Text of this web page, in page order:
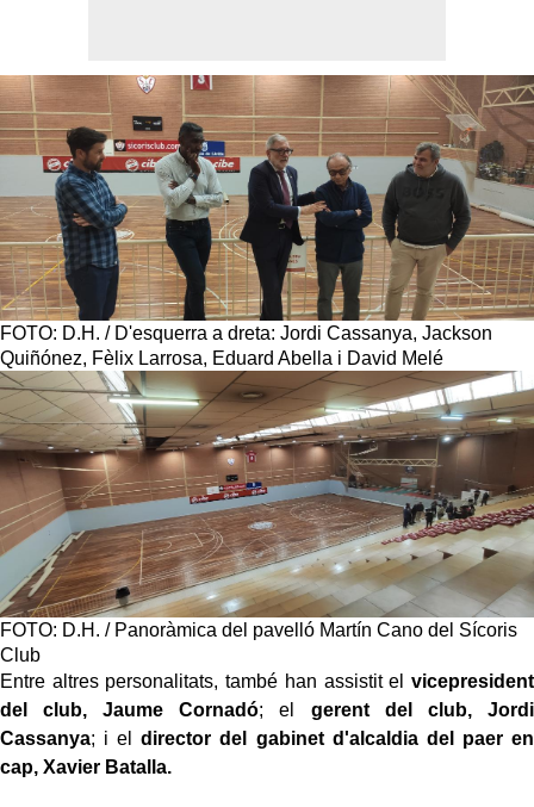
FOTO: D.H. / D'esquerra a dreta: Jordi Cassanya, Jackson
Quiñónez, Fèlix Larrosa, Eduard Abella i David Melé
FOTO: D.H. / Panoràmica del pavelló Martín Cano del Sícoris
Club
Entre altres personalitats, també han assistit el vicepresident
del club, Jaume Cornadó; el gerent del club, Jordi
Cassanya; i eldirector del gabinet d'alcaldia del paer en
cap, Xavier Batalla.